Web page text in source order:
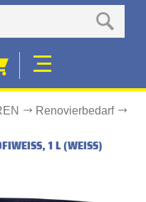
Renovierbedarf
1 L (WEISS)